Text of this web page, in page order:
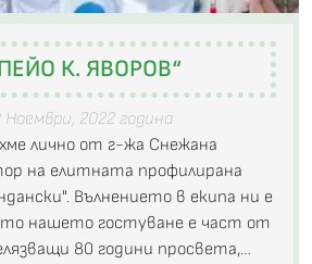
К. ЯВОРОВ“
Ноември, 2022 година
лично от г-жа Снежана
на елитната профилирана
Вълнението в екипа ни е
нашето гостуване е част от
80 години просвета,…